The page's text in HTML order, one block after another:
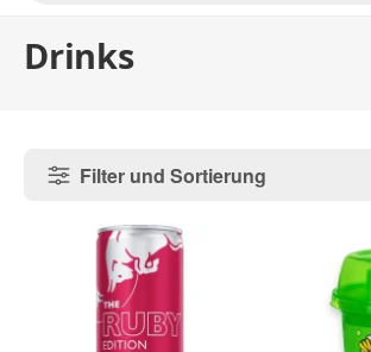
Drinks
Filter und Sortierung